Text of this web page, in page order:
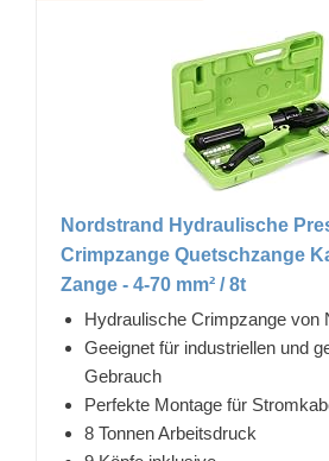
Nordstrand Hydraulische
Crimpzange Quetschzange
Zange - 4-70 mm² / 8t
Hydraulische Crimpzange von
Geeignet für industriellen und
Gebrauch
Perfekte Montage für
8 Tonnen Arbeitsdruck